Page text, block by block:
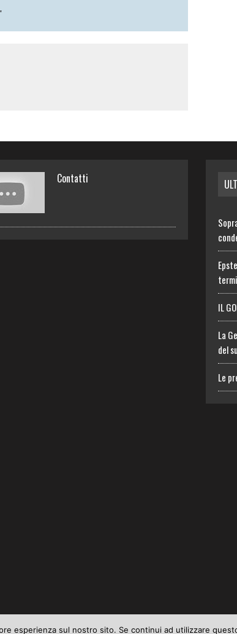
Contatti
IL
La
del
Le
esperienza sul nostro sito. Se continui ad utilizzare